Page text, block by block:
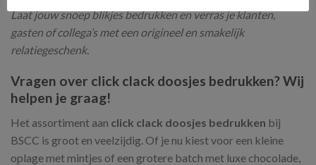
Laat jouw snoep blikjes bedrukken en verras je klanten,
gasten of collega’s met een origineel en smakelijk
relatiegeschenk.
Vragen over click clack doosjes bedrukken? Wij
helpen je graag!
Het assortiment aan click clack doosjes bedrukken bij
BSCC is groot en veelzijdig. Of je nu kiest voor een kleine
oplage met mintjes of een grotere batch met luxe chocolade,